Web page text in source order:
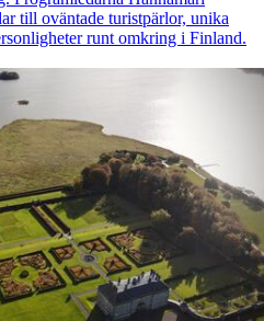
till oväntade turistpärlor, unika
runt omkring i Finland.